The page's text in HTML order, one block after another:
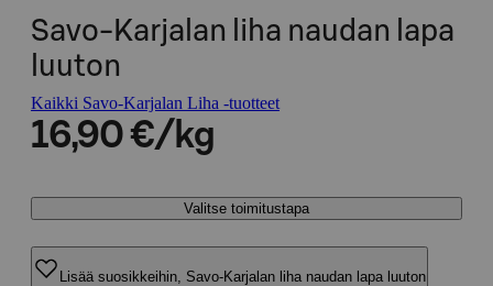
Savo-Karjalan liha naudan lapa
luuton
Kaikki Savo-Karjalan Liha -tuotteet
16,90 €/kg
Valitse toimitustapa
Lisää suosikkeihin, Savo-Karjalan liha naudan lapa luuton